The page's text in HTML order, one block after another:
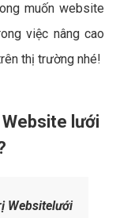
muốn website
việc nâng cao
thị trường nhé!
lưới
Websitelưới